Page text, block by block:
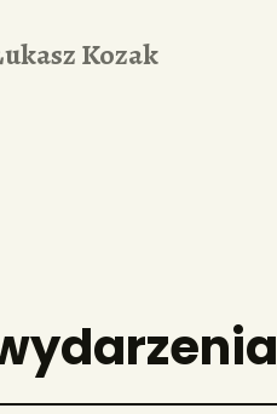
Kozak